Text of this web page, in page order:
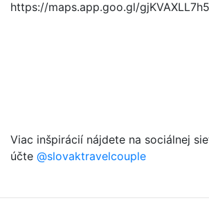
https://maps.app.goo.gl/
Viac inšpirácií nájdete na sociálnej
účte @slovaktravelcouple